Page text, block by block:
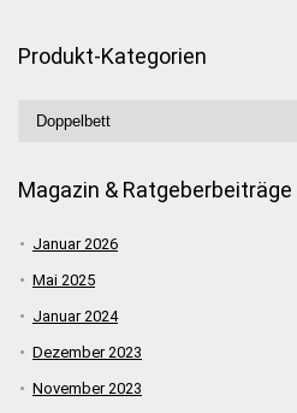
Produkt-Kategorien
Magazin & Ratgeberbeiträge
Januar 2026
Mai 2025
Januar 2024
Dezember 2023
November 2023